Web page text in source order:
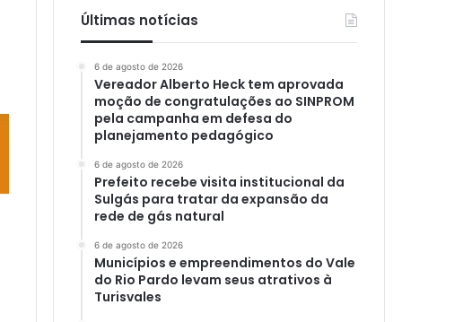
Últimas notícias
6 de agosto de 2026
Vereador Alberto Heck tem aprovada
moção de congratulações ao SINPROM
pela campanha em defesa do
planejamento pedagógico
6 de agosto de 2026
Prefeito recebe visita institucional da
Sulgás para tratar da expansão da
rede de gás natural
6 de agosto de 2026
Municípios e empreendimentos do Vale
do Rio Pardo levam seus atrativos à
Turisvales